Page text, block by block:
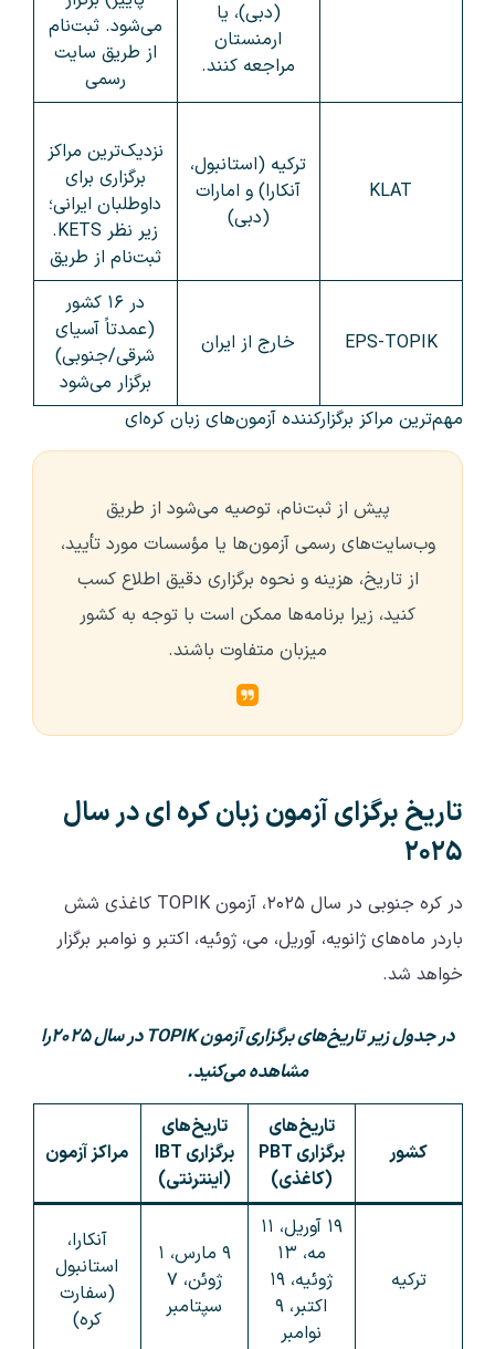
(دبی)، یا
ارمنستان
مراجعه کنند.
می‌شود. ثبت‌نام
از طریق سایت
رسمی
KLAT
ترکیه (استانبول،
آنکارا) و امارات
(دبی)
نزدیک‌ترین مراکز
برگزاری برای
داوطلبان ایرانی؛
زیر نظر KETS.
ثبت‌نام از طریق
EPS-TOPIK خارج از ایران
در ۱۶ کشور
(عمدتاً آسیای
شرقی/جنوبی)
برگزار می‌شود
مهم‌ترین مراکز برگزارکننده آزمون‌های زبان کره‌ای
پیش از ثبت‌نام، توصیه می‌شود از طریق
وب‌سایت‌های رسمی آزمون‌ها یا مؤسسات مورد تأیید،
از تاریخ، هزینه و نحوه برگزاری دقیق اطلاع کسب
کنید، زیرا برنامه‌ها ممکن است با توجه به کشور
میزبان متفاوت باشند.
تاریخ برگزای آزمون زبان کره ای در سال
۲۰۲۵
در کره جنوبی در سال ۲۰۲۵، آزمون TOPIK کاغذی شش
باردر ماه‌های ژانویه، آوریل، می، ژوئیه، اکتبر و نوامبر برگزار
خواهد شد.
در جدول زیر تاریخ‌های برگزاری آزمون‌ TOPIK در سال ۲۰۲۵را
مشاهده می‌کنید.
کشور
تاریخ‌های
برگزاری PBT
(کاغذی)
تاریخ‌های
برگزاری IBT
(اینترنتی)
مراکز آزمون
ترکیه
۱۹ آوریل، ۱۱
مه، ۱۳
ژوئیه، ۱۹
اکتبر، ۹
نوامبر
۹ مارس، ۱
ژوئن، ۷
سپتامبر
آنکارا،
استانبول
(سفارت
کره)